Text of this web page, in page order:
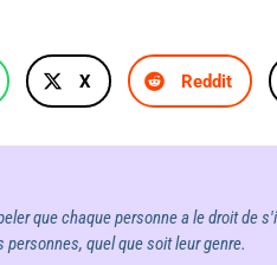
X Reddit
que chaque personne a le droit de
quel que soit leur genre.